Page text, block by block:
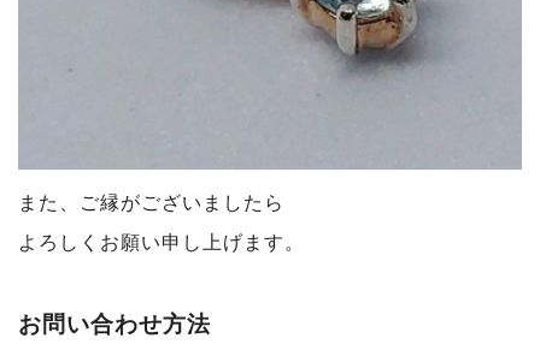
また、ご縁がございましたら
よろしくお願い申し上げます。
お問い合わせ方法